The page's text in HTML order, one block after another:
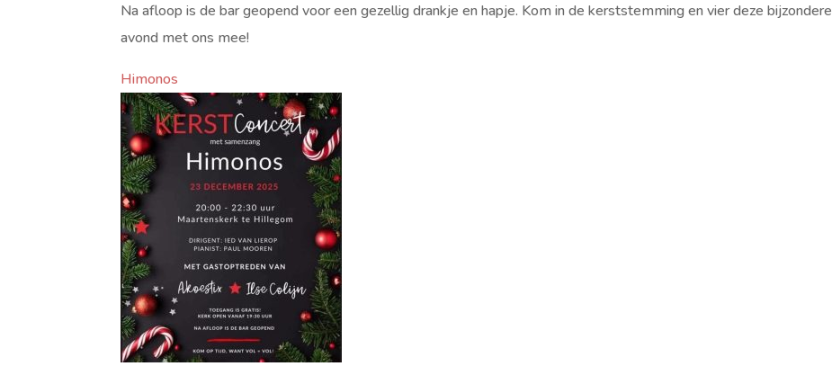
Na afloop is de bar geopend voor een gezellig drankje en hapje. Kom in de kerststemming en vier deze bijzondere
avond met ons mee!
Himonos